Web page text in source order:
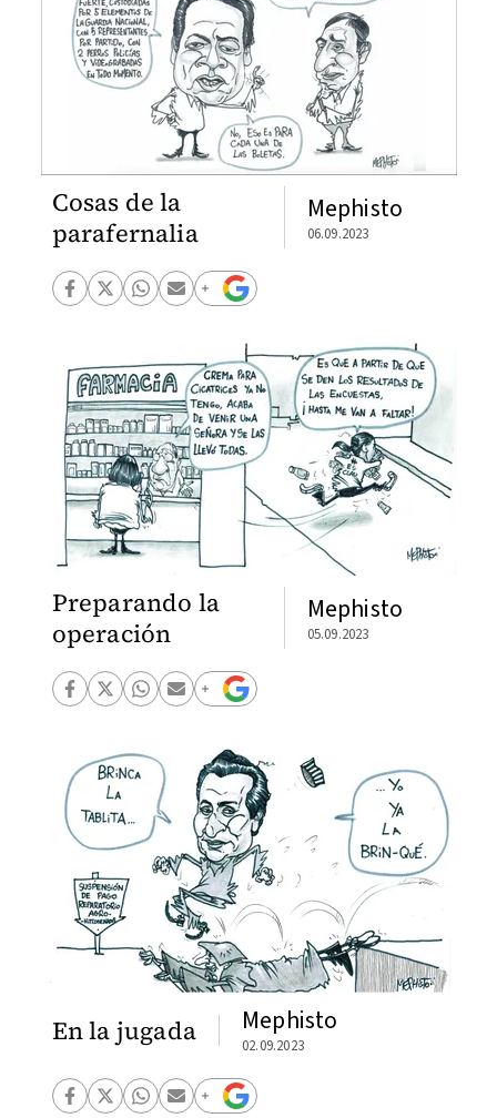
Cosas de la
parafernalia
Mephisto
06.09.2023
Preparando la
operación
Mephisto
05.09.2023
En la jugada Mephisto
02.09.2023